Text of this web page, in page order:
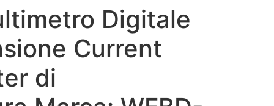
Digitale
Current
di